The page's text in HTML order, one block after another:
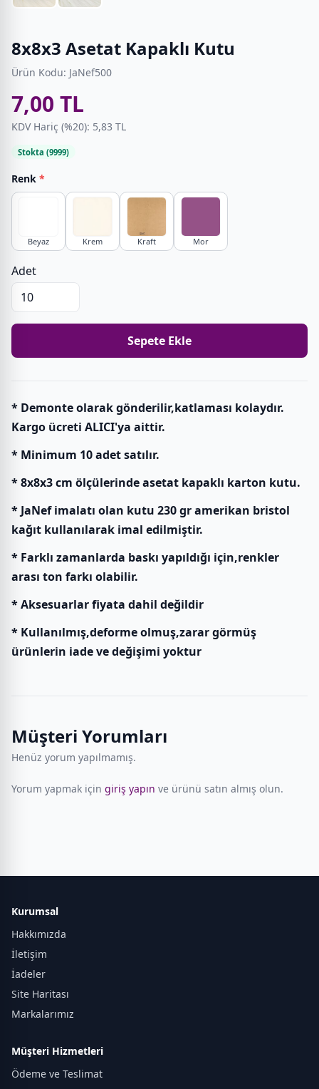
8x8x3 Asetat Kapaklı Kutu
Ürün Kodu: JaNef500
7,00 TL
KDV Hariç (%20): 5,83 TL
Stokta (9999)
Renk *
Beyaz Krem Kraft Mor
Adet
Sepete Ekle
* Demonte olarak gönderilir,katlaması kolaydır.
Kargo ücreti ALICI'ya aittir.
* Minimum 10 adet satılır.
* 8x8x3 cm ölçülerinde asetat kapaklı karton kutu.
* JaNef imalatı olan kutu 230 gr amerikan bristol
kağıt kullanılarak imal edilmiştir.
* Farklı zamanlarda baskı yapıldığı için,renkler
arası ton farkı olabilir.
* Aksesuarlar fiyata dahil değildir
* Kullanılmış,deforme olmuş,zarar görmüş
ürünlerin iade ve değişimi yoktur
Müşteri Yorumları
Henüz yorum yapılmamış.
Yorum yapmak için giriş yapın ve ürünü satın almış olun.
Kurumsal
Hakkımızda
İletişim
İadeler
Site Haritası
Markalarımız
Müşteri Hizmetleri
Ödeme ve Teslimat